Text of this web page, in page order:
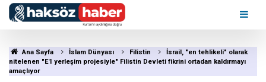
Ana Sayfa İslam Dünyası Filistin
İsrail, "en tehlikeli" olarak
nitelenen "E1 yerleşim projesiyle" Filistin Devleti fikrini ortadan kaldırmayı
amaçlıyor